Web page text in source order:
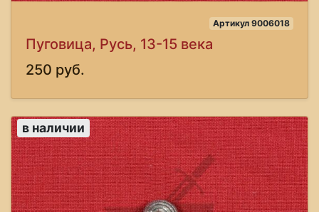
Артикул 9006018
Пуговица, Русь, 13-15 века
250 руб.
в наличии